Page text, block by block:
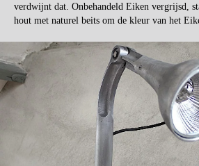
verdwijnt dat. Onbehandeld Eiken vergrijsd,
hout met naturel beits om de kleur van het